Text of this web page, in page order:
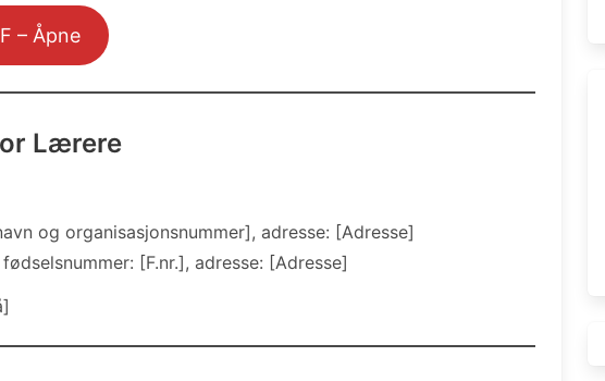
– Åpne
Lærere
og organisasjonsnummer], adresse: [Adresse]
[F.nr.], adresse: [Adresse]